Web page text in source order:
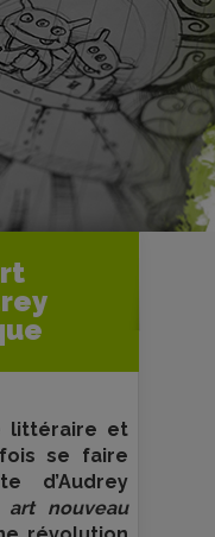
livres
- Audrey
littéraire et
se faire
d’Audrey
art nouveau